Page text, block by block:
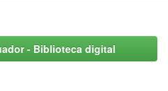
- Biblioteca digital